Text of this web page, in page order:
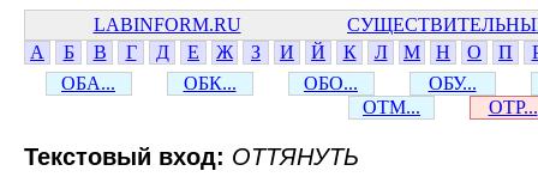
LABINFORM.RU
А
Б В Г Д Е Ж З И Й К Л М Н О П
ОБА...
ОБК... ОБО...
ОБУ...
ОТМ...
ОТР...
Текстовый вход: ОТТЯНУТЬ